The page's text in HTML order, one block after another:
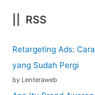
|| RSS
Retargeting Ads:
yang Sudah Pergi
by Lenteraweb